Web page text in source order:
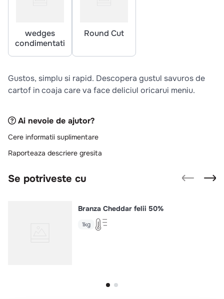
wedges
condimentati
Round Cut
Gustos, simplu si rapid. Descopera gustul savuros de
cartof in coaja care va face deliciul oricarui meniu.
Ai nevoie de ajutor?
Cere informatii suplimentare
Raporteaza descriere gresita
Se potriveste cu
Branza Cheddar felii 50%
1kg